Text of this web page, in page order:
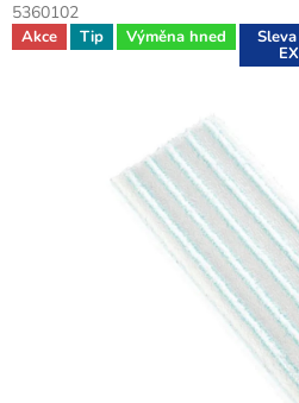
5360102
Akce Tip Výměna hned